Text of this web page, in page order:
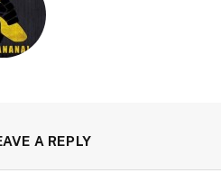
A REPLY